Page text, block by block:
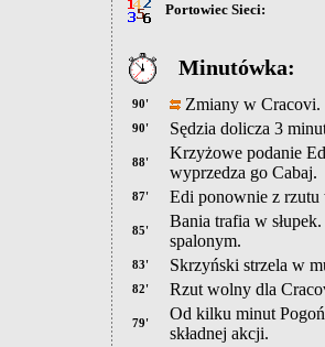
Portowiec Sieci:
Minutówka:
90' Zmiany w
90' Sędzia dolicza 3
88'
Krzyżowe podanie
wyprzedza go Cabaj.
87' Edi ponownie z
85'
Bania trafia w
spalonym.
83' Skrzyński strzela w
82' Rzut wolny dla
79'
Od kilku minut
składnej akcji.